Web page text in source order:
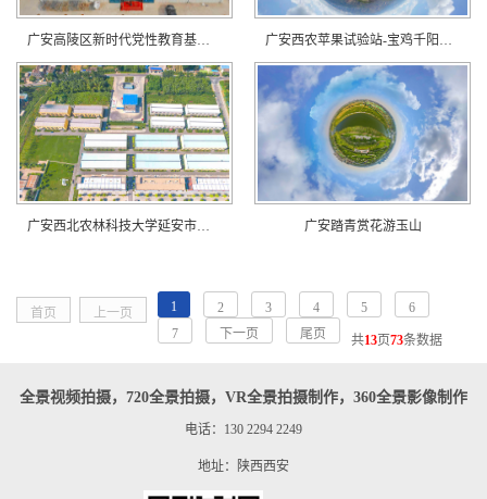
广安高陵区新时代党性教育基地在线展馆！ 广安西农苹果试验站-宝鸡千阳县苹果示范基地
广安西北农林科技大学延安市洛川苹果试验站 广安踏青赏花游玉山
首页 上一页 1 2 3 4 5
6
7
下一页 尾页 共13页73条数据
全景视频拍摄，720全景拍摄，VR全景拍摄制作，360全景影像制作
电话：130 2294 2249
地址：陕西西安